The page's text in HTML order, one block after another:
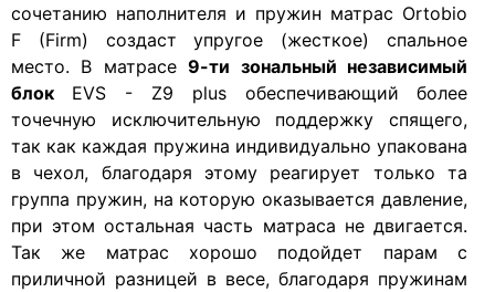
сочетанию наполнителя и пружин матрас Ortobio
F (Firm) создаст упругое (жесткое) спальное
место. В матрасе9-ти зональный независимый
блокEVS - Z9 plus обеспечивающий более
точечную исключительную поддержку спящего,
так как каждая пружина индивидуально упакована
в чехол, благодаря этому реагирует только та
группа пружин, на которую оказывается давление,
при этом остальная часть матраса не двигается.
Так же матрас хорошо подойдет парам с
приличной разницей в весе, благодаря пружинам